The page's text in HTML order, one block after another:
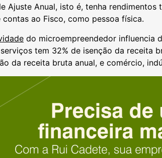
Ajuste Anual, isto é, tenha
contas ao Fisco, como pessoa física.
do microempreendedor influencia
tem 32% de isenção da receita
da receita bruta anual, e comércio,